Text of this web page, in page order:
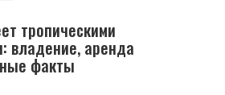
тропическими
владение, аренда
факты